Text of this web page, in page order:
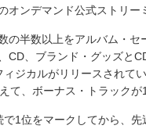
オンデマンド公式ストリー
の半数以上をアルバム・セ
CD、ブランド・グッズと
ィジカルがリリースされて
て、ボーナス・トラックが
1位をマークしてから、先